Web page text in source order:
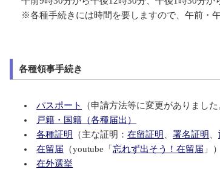
※各種手続きには時間を要しますので、午前・
各種領事手続き
パスポート
（申請方法等に変更がありました
戸籍・国籍（各種届出）
各種証明
（主な証明：在留証明 、署名証明 、
在留届 （youtube「忘れず出そう！在留届 」）
在外選挙